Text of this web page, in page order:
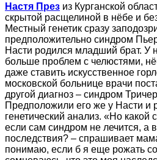
Настя През из Курганской
скрытой расщелиной в нёбе и
Местный генетик сразу
предположительно синдром
Насти родился младший брат. У
больше проблем с челюстями,
даже ставить искусственное
московской больнице врачи
другой диагноз – синдром
Предположили его же у Насти и
генетический анализ. «Но какой
если сам синдром не лечится, а
последствия? – спрашивает
понимаю, если б я еще рожать